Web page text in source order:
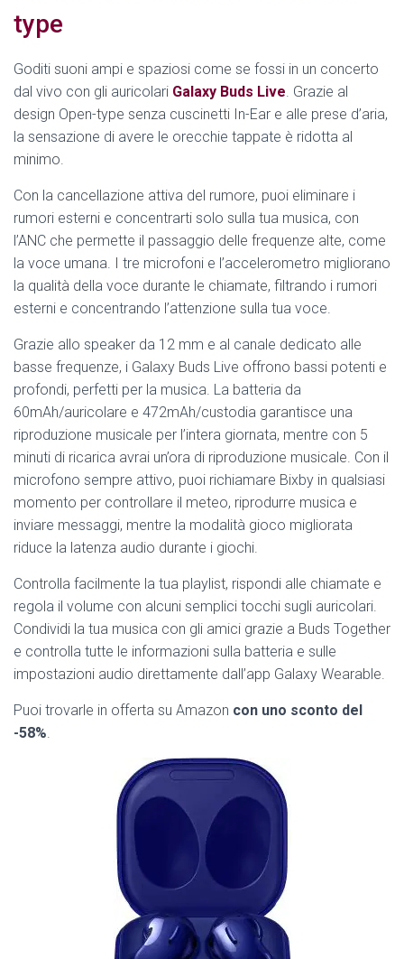
type
Goditi suoni ampi e spaziosi come se fossi in un concerto
dal vivo con gli auricolari Galaxy Buds Live. Grazie al
design Open-type senza cuscinetti In-Ear e alle prese d’aria,
la sensazione di avere le orecchie tappate è ridotta al
minimo.
Con la cancellazione attiva del rumore, puoi eliminare i
rumori esterni e concentrarti solo sulla tua musica, con
l’ANC che permette il passaggio delle frequenze alte, come
la voce umana. I tre microfoni e l’accelerometro migliorano
la qualità della voce durante le chiamate, filtrando i rumori
esterni e concentrando l’attenzione sulla tua voce.
Grazie allo speaker da 12 mm e al canale dedicato alle
basse frequenze, i Galaxy Buds Live offrono bassi potenti e
profondi, perfetti per la musica. La batteria da
60mAh/auricolare e 472mAh/custodia garantisce una
riproduzione musicale per l’intera giornata, mentre con 5
minuti di ricarica avrai un’ora di riproduzione musicale. Con il
microfono sempre attivo, puoi richiamare Bixby in qualsiasi
momento per controllare il meteo, riprodurre musica e
inviare messaggi, mentre la modalità gioco migliorata
riduce la latenza audio durante i giochi.
Controlla facilmente la tua playlist, rispondi alle chiamate e
regola il volume con alcuni semplici tocchi sugli auricolari.
Condividi la tua musica con gli amici grazie a Buds Together
e controlla tutte le informazioni sulla batteria e sulle
impostazioni audio direttamente dall’app Galaxy Wearable.
Puoi trovarle in offerta su Amazon con uno sconto del
-58%.